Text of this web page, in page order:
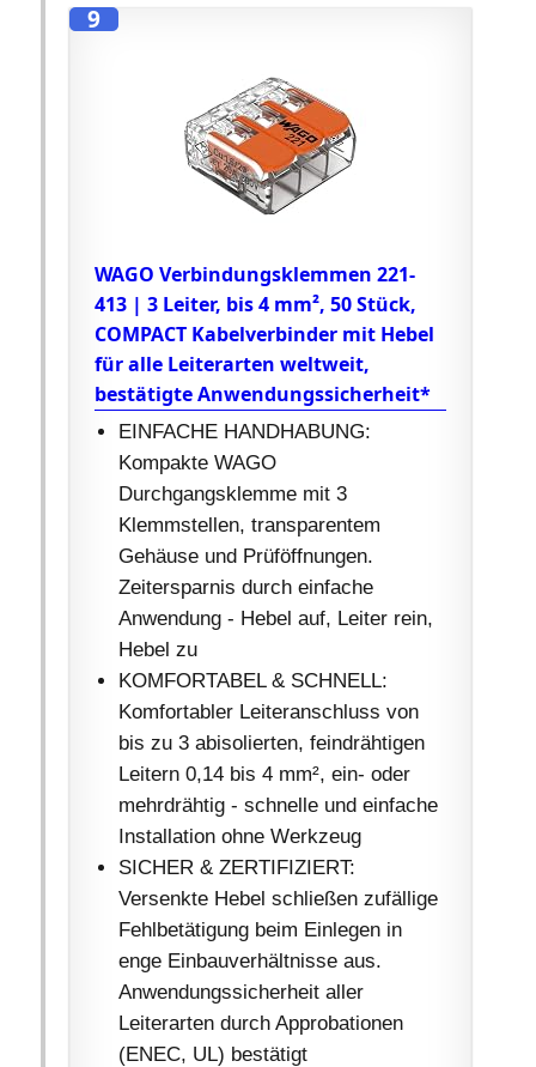
9
WAGO Verbindungsklemmen 221-
413 | 3 Leiter, bis 4 mm², 50 Stück,
COMPACT Kabelverbinder mit Hebel
für alle Leiterarten weltweit,
bestätigte Anwendungssicherheit*
EINFACHE HANDHABUNG:
Kompakte WAGO
Durchgangsklemme mit 3
Klemmstellen, transparentem
Gehäuse und Prüföffnungen.
Zeitersparnis durch einfache
Anwendung - Hebel auf, Leiter rein,
Hebel zu
KOMFORTABEL & SCHNELL:
Komfortabler Leiteranschluss von
bis zu 3 abisolierten, feindrähtigen
Leitern 0,14 bis 4 mm², ein- oder
mehrdrähtig - schnelle und einfache
Installation ohne Werkzeug
SICHER & ZERTIFIZIERT:
Versenkte Hebel schließen zufällige
Fehlbetätigung beim Einlegen in
enge Einbauverhältnisse aus.
Anwendungssicherheit aller
Leiterarten durch Approbationen
(ENEC, UL) bestätigt